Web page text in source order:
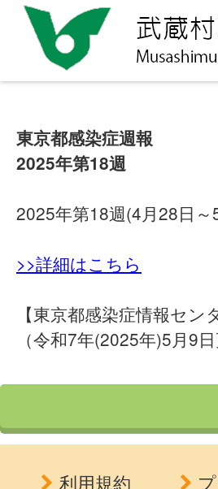
東京都感染症週報
2025年第18週
2025年第18週(4月28日～
>>詳細はこちら
【東京都感染症情報セン
（令和7年(2025年)5月9日
利用規約